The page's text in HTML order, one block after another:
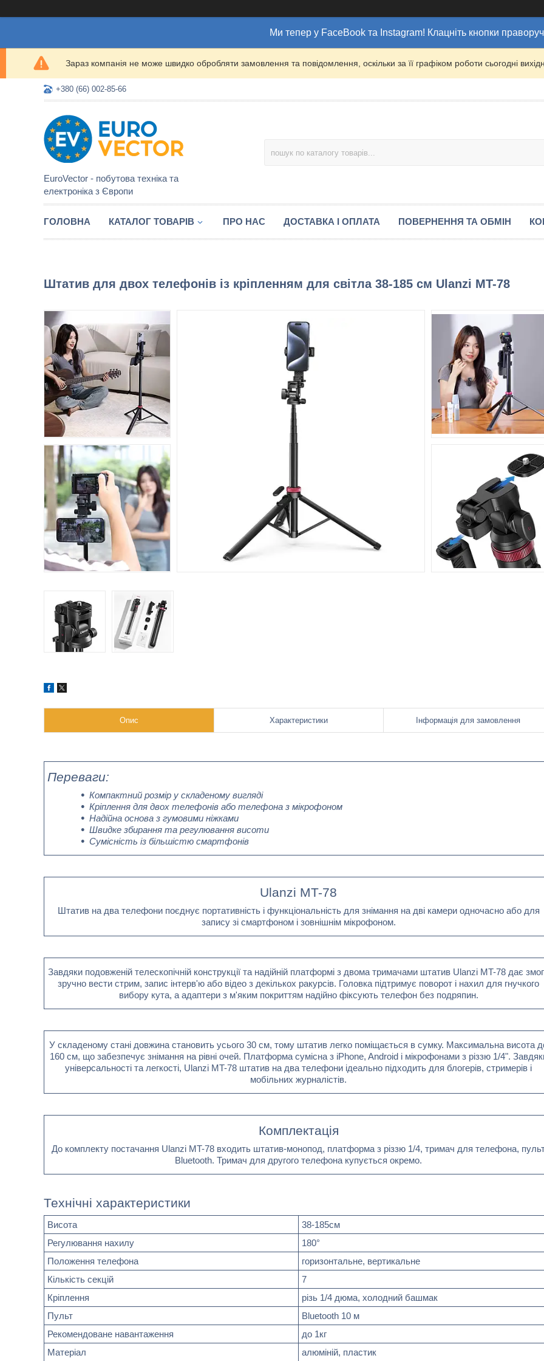
Ми тепер у FaceBook та Instagram! Клацніть кнопки
Зараз компанія не може швидко обробляти замовлення та повідомлення, оскільки за її графіком роботи сьогодні
+380 (66) 002-85-66
EuroVector - побутова техніка та
електроніка з Європи
ГОЛОВНА КАТАЛОГ ТОВАРІВ ПРО НАС ДОСТАВКА І ОПЛАТА ПОВЕРНЕННЯ ТА ОБМІН
Штатив для двох телефонів із кріпленням для світла 38-185 см Ulanzi MT-78
Опис Характеристики Інформація для замовлення
Переваги:
Компактний розмір у складеному вигляді
Кріплення для двох телефонів або телефона з мікрофоном
Надійна основа з гумовими ніжками
Швидке збирання та регулювання висоти
Сумісність із більшістю смартфонів
Ulanzi MT-78
Штатив на два телефони поєднує портативність і функціональність для знімання на дві камери одночасно або для
запису зі смартфоном і зовнішнім мікрофоном.
Завдяки подовженій телескопічній конструкції та надійній платформі з двома тримачами штатив Ulanzi MT-78 дає
зручно вести стрим, запис інтерв'ю або відео з декількох ракурсів. Головка підтримує поворот і нахил для гнучкого
вибору кута, а адаптери з м'яким покриттям надійно фіксують телефон без подряпин.
У складеному стані довжина становить усього 30 см, тому штатив легко поміщається в сумку. Максимальна висота
160 см, що забезпечує знімання на рівні очей. Платформа сумісна з iPhone, Android і мікрофонами з різзю 1/4".
універсальності та легкості, Ulanzi MT-78 штатив на два телефони ідеально підходить для блогерів, стримерів і
мобільних журналістів.
Комплектація
До комплекту постачання Ulanzi MT-78 входить штатив-монопод, платформа з різзю 1/4, тримач для телефона,
Bluetooth. Тримач для другого телефона купується окремо.
Технічні характеристики
Висота
38-185см
Регулювання нахилу
180°
Положення телефона
горизонтальне, вертикальне
Кількість секцій
7
Кріплення
різь 1/4 дюма, холодний башмак
Пульт
Bluetooth 10 м
Рекомендоване навантаження
до 1кг
Матеріал
алюміній, пластик